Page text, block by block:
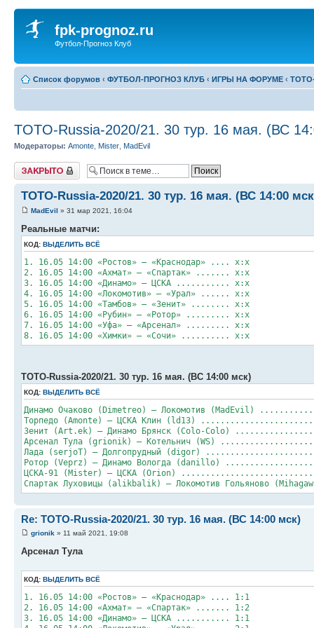
fpk-prognoz.ru
Футбол-Прогноз Клуб
Список форумов ‹ ФУТБОЛ-ПРОГНОЗ КЛУБ ‹ ИГРЫ НА ФОРУМЕ ‹
TOTO-Russia-2020/21. 30 тур. 16 мая. (ВС
Модераторы: Amonte Mister MadEvil
Закрыто
TOTO-Russia-2020/21. 30 тур. 16 мая. (ВС 14:00
MadEvil » 31 мар 2021, 16:04
Реальные матчи:
КОД: ВЫДЕЛИТЬ ВСЁ
1. 16.05 14:00 «Ростов» – «Краснодар» .... х:х
2. 16.05 14:00 «Ахмат» – «Спартак» ....... х:х
3. 16.05 14:00 «Динамо» – ЦСКА ........... х:х
4. 16.05 14:00 «Локомотив» – «Урал» ...... х:х
5. 16.05 14:00 «Тамбов» – «Зенит» ........ х:х
6. 16.05 14:00 «Рубин» – «Ротор» ......... х:х
7. 16.05 14:00 «Уфа» – «Арсенал» ......... х:х
8. 16.05 14:00 «Химки» – «Сочи» .......... х:х
TOTO-Russia-2020/21. 30 тур. 16 мая. (ВС 14:00 мск)
КОД: ВЫДЕЛИТЬ ВСЁ
Динамо Очаково (Dimetreo) – Локомотив (MadEvil)
Торпедо (Amonte) – ЦСКА Клин (ld13)
Зенит (Art.ek) – Динамо Брянск (Colo-Colo)
Арсенал Тула (grionik) – Котельнич (WS)
Лада (serjoT) – Долгопрудный (digor)
Ротор (Veprz) – Динамо Вологда (danillo)
ЦСКА-91 (Mister) – ЦСКА (Orion)
Спартак Луховицы (alikbalik) – Локомотив Гольяново
Re: TOTO-Russia-2020/21. 30 тур. 16 мая. (ВС 14:00 мск)
grionik » 11 май 2021, 19:08
Арсенал Тула
КОД: ВЫДЕЛИТЬ ВСЁ
1. 16.05 14:00 «Ростов» – «Краснодар» .... 1:1
2. 16.05 14:00 «Ахмат» – «Спартак» ....... 1:2
3. 16.05 14:00 «Динамо» – ЦСКА ........... 1:1